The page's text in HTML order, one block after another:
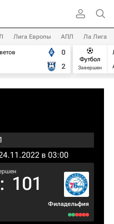
Лига Европы АПЛ Ла Лига
0
2
Футбол
Завершен
в 03:00
: 101
Филадельфия